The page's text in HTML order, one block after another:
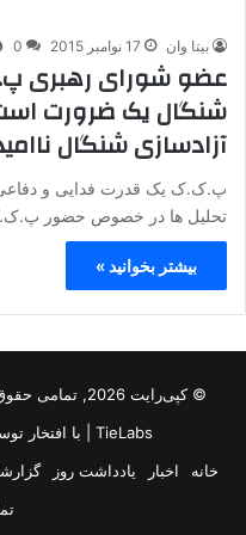
بیتا وان 17 نوامبر 2015 0
عضو شورای رهبری
شنگال یک ضرورت
آزادسازی شنگال
پ.ک.ک یک قدرت فدایی و
تحلیل ها در خصوص حضور
بیشتر بخوانید »
© کپی‌رایت 2026, تمامی حقوق متعلق است به |
TieLabs | با افتخار
خانه
اخبار یادداشت روز